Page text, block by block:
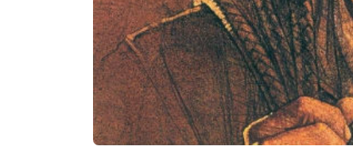
¿Sabías que…? Diez
curiosidades que igual no
sabes de cuando íbamos a
EGB
8 febrero, 2023
Gana el nuevo juego Yo
Fui a EGB ‘¿Verdad, reto o
consecuencia?’
respondiendo correctamente estas
18